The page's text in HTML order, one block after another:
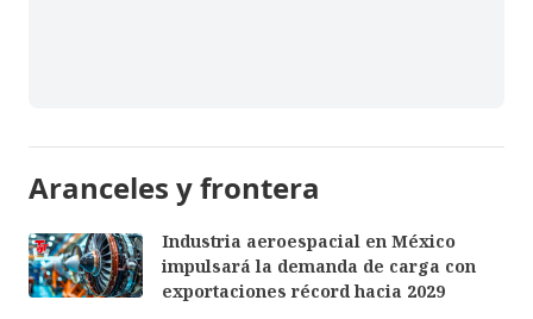
Aranceles y frontera
Industria aeroespacial en México
impulsará la demanda de carga con
exportaciones récord hacia 2029